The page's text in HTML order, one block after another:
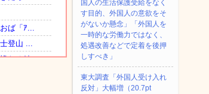
国人の生活保護受給をなく
す目的、外国人の意欲をそ
がないか懸念」「外国人を
一時的な労働力ではなく、
処遇改善などで定着を後押
しすべき」
東大調査「外国人受け入れ
反対」大幅増（20.7pt